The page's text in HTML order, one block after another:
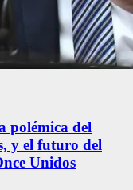
polémica del
y el futuro del
Unidos